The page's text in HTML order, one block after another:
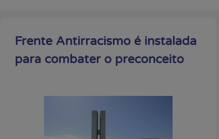
Frente Antirracismo é instalada
para combater o preconceito